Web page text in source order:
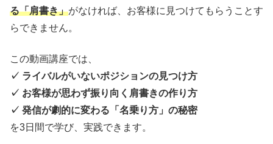
る「肩書き」がなければ、お客様に見つけてもらうことす
らできません。
この動画講座では、
✓ ライバルがいないポジションの見つけ方
✓ お客様が思わず振り向く肩書きの作り方
✓ 発信が劇的に変わる「名乗り方」の秘密
を3日間で学び、実践できます。